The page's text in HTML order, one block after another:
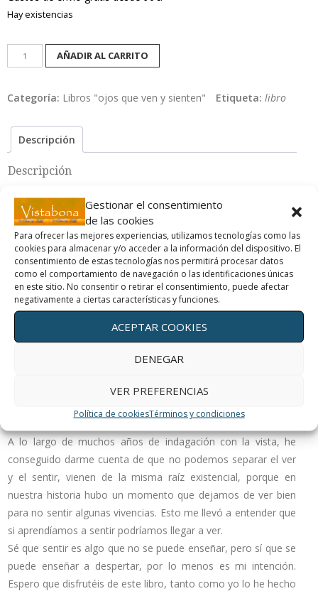
Gestionar el consentimiento
de las cookies
Para ofrecer las mejores experiencias, utilizamos tecnologías como las
cookies para almacenar y/o acceder a la información del dispositivo. El
consentimiento de estas tecnologías nos permitirá procesar datos
como el comportamiento de navegación o las identificaciones únicas
en este sitio. No consentir o retirar el consentimiento, puede afectar
negativamente a ciertas características y funciones.
ACEPTAR COOKIES
DENEGAR
VER PREFERENCIAS
Política de cookiesTérminos y condiciones
Hay existencias
Libro:
Ojos
ven
sienten.
1ª
edición
AÑADIR AL CARRITO
Categoría: Libros "ojos que ven y sienten" Etiqueta: libro
Descripción
Descripción
problemas visuales es de sobras compensada con la vista de
un amanecer nítido con tus propios ojos.
Este libro pretende enseñar a ver desde una visión no
mecánica, sin olvidar de activar las funciones de los ojos,
aunque no a través del esfuerzo. Los ojos merecen todo
nuestro respeto y cuidado.
La propuesta de este libro es crear un marco de apoyo para
las personas que quieran recuperar visión. Lo hago a través de
trece indagaciones que pretenden abarcar los modelos
que yo lo llamo fase existencial, pasando por las sensaciones,
A lo largo de muchos años de indagación con la vista, he
conseguido darme cuenta de que no podemos separar el ver
y el sentir, vienen de la misma raíz existencial, porque en
nuestra historia hubo un momento que dejamos de ver bien
para no sentir algunas vivencias. Esto me llevó a entender que
si aprendíamos a sentir podríamos llegar a ver.
Sé que sentir es algo que no se puede enseñar, pero sí que se
puede enseñar a despertar, por lo menos es mi intención.
Espero que disfrutéis de este libro, tanto como yo lo he hecho